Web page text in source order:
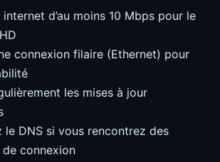
d’au moins 10 Mbps pour le
connexion filaire (Ethernet) pour
les mises à jour
le DNS si vous rencontrez des
connexion